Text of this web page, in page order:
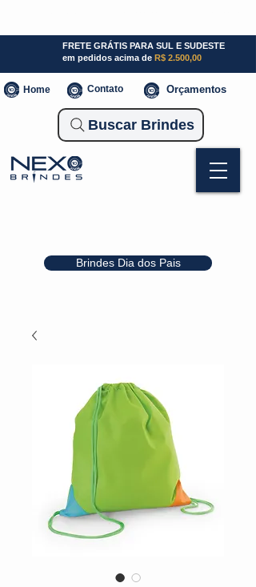
Brindes Dia dos Pais
FRETE GRÁTIS PARA SUL E SUDESTE
em pedidos acima de R$ 2.500,00
Home Contato Orçamentos
Buscar Brindes